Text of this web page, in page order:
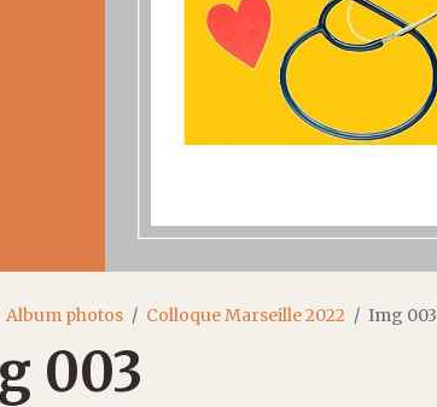
Album photos Colloque Marseille 2022 Img 003
003